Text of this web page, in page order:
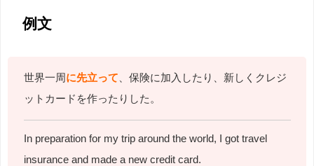
例文
世界一周に先立って 、保険に加入したり、新しくクレジ
ットカードを作ったりした。
In preparation for my trip around the world, I got travel
insurance and made a new credit card.